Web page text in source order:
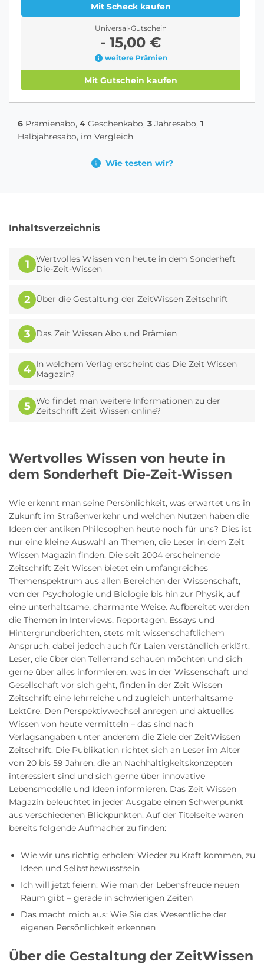
Mit Scheck kaufen
Universal-Gutschein
- 15,00 €
weitere Prämien
Mit Gutschein kaufen
6 Prämienabo, 4 Geschenkabo, 3 Jahresabo, 1
Halbjahresabo, im Vergleich
Wie testen wir?
Wertvolles Wissen von heute in
dem Sonderheft Die-Zeit-Wissen
Wie erkennt man seine Persönlichkeit, was erwartet uns in
Zukunft im Straßenverkehr und welchen Nutzen haben die
Ideen der antiken Philosophen heute noch für uns? Dies ist
nur eine kleine Auswahl an Themen, die Leser in dem Zeit
Wissen Magazin finden. Die seit 2004 erscheinende
Zeitschrift Zeit Wissen bietet ein umfangreiches
Themenspektrum aus allen Bereichen der Wissenschaft,
von der Psychologie und Biologie bis hin zur Physik, auf
eine unterhaltsame, charmante Weise. Aufbereitet werden
die Themen in Interviews, Reportagen, Essays und
Hintergrundberichten, stets mit wissenschaftlichem
Anspruch, dabei jedoch auch für Laien verständlich erklärt.
Leser, die über den Tellerrand schauen möchten und sich
gerne über alles informieren, was in der Wissenschaft und
Gesellschaft vor sich geht, finden in der Zeit Wissen
Zeitschrift eine lehrreiche und zugleich unterhaltsame
Lektüre. Den Perspektivwechsel anregen und aktuelles
Wissen von heute vermitteln – das sind nach
Verlagsangaben unter anderem die Ziele der ZeitWissen
Zeitschrift. Die Publikation richtet sich an Leser im Alter
von 20 bis 59 Jahren, die an Nachhaltigkeitskonzepten
interessiert sind und sich gerne über innovative
Lebensmodelle und Ideen informieren. Das Zeit Wissen
Magazin beleuchtet in jeder Ausgabe einen Schwerpunkt
aus verschiedenen Blickpunkten. Auf der Titelseite waren
bereits folgende Aufmacher zu finden:
Wie wir uns richtig erholen: Wieder zu Kraft kommen, zu
Ideen und Selbstbewusstsein
Ich will jetzt feiern: Wie man der Lebensfreude neuen
Raum gibt – gerade in schwierigen Zeiten
Das macht mich aus: Wie Sie das Wesentliche der
eigenen Persönlichkeit erkennen
Über die Gestaltung der ZeitWissen
Inhaltsverzeichnis
1
Wertvolles Wissen von heute in dem Sonderheft
Die-Zeit-Wissen
2 Über die Gestaltung der ZeitWissen Zeitschrift
3 Das Zeit Wissen Abo und Prämien
4 In welchem Verlag erscheint das Die Zeit Wissen
Magazin?
5 Wo findet man weitere Informationen zu der
Zeitschrift Zeit Wissen online?